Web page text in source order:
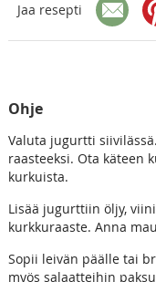
Jaa resepti
Ohje
Valuta jugurtti
raasteeksi. Ota käteen
kurkuista.
Lisää jugurttiin öljy,
kurkkuraaste. Anna
Sopii leivän päälle tai
myös salaatteihin